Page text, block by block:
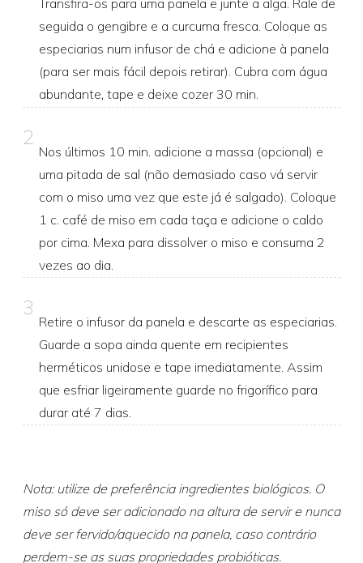
Transfira-os para uma panela e junte a alga. Rale de
seguida o gengibre e a curcuma fresca. Coloque as
especiarias num infusor de chá e adicione à panela
(para ser mais fácil depois retirar). Cubra com água
abundante, tape e deixe cozer 30 min.
2
Nos últimos 10 min. adicione a massa (opcional) e
uma pitada de sal (não demasiado caso vá servir
com o miso uma vez que este já é salgado). Coloque
1 c. café de miso em cada taça e adicione o caldo
por cima. Mexa para dissolver o miso e consuma 2
vezes ao dia.
3
Retire o infusor da panela e descarte as especiarias.
Guarde a sopa ainda quente em recipientes
herméticos unidose e tape imediatamente. Assim
que esfriar ligeiramente guarde no frigorífico para
durar até 7 dias.
Nota: utilize de preferência ingredientes biológicos. O
miso só deve ser adicionado na altura de servir e nunca
deve ser fervido/aquecido na panela, caso contrário
perdem-se as suas propriedades probióticas.